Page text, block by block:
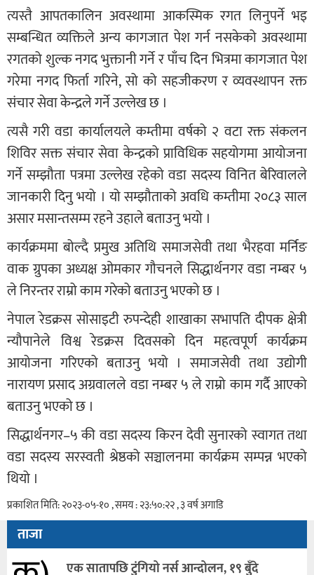
त्यस्तै आपतकालिन अवस्थामा आकस्मिक रगत लिनुपर्ने भइ
सम्बन्धित व्यक्तिले अन्य कागजात पेश गर्न नसकेको अवस्थामा
रगतको शुल्क नगद भुक्तानी गर्ने र पाँच दिन भित्रमा कागजात पेश
गरेमा नगद फिर्ता गरिने, सो को सहजीकरण र व्यवस्थापन रक्त
संचार सेवा केन्द्रले गर्ने उल्लेख छ ।
त्यसै गरी वडा कार्यालयले कम्तीमा वर्षको २ वटा रक्त संकलन
शिविर सक्त संचार सेवा केन्द्रको प्राविधिक सहयोगमा आयोजना
गर्ने सम्झौता पत्रमा उल्लेख रहेको वडा सदस्य विनित बेरिवालले
जानकारी दिनु भयो । यो सम्झौताको अवधि कम्तीमा २०८३ साल
असार मसान्तसम्म रहने उहाले बताउनु भयो ।
कार्यक्रममा बोल्दै प्रमुख अतिथि समाजसेवी तथा भैरहवा मर्निङ
वाक ग्रुपका अध्यक्ष ओमकार गौचनले सिद्धार्थनगर वडा नम्बर ५
ले निरन्तर राम्रो काम गरेको बताउनु भएको छ ।
नेपाल रेडक्रस सोसाइटी रुपन्देही शाखाका सभापति दीपक क्षेत्री
न्यौपानेले विश्व रेडक्रस दिवसको दिन महत्वपूर्ण कार्यक्रम
आयोजना गरिएको बताउनु भयो । समाजसेवी तथा उद्योगी
नारायण प्रसाद अग्रवालले वडा नम्बर ५ ले राम्रो काम गर्दै आएको
बताउनु भएको छ ।
सिद्धार्थनगर–५ की वडा सदस्य किरन देवी सुनारको स्वागत तथा
वडा सदस्य सरस्वती श्रेष्ठको सञ्चालनमा कार्यक्रम सम्पन्न भएको
थियो ।
प्रकाशित मिति: २०२३-०५-१० , समय : २३:५०:२२ , ३ वर्ष अगाडि
ताजा
एक सातापछि टुंगियो नर्स आन्दोलन, १९ बुँदे